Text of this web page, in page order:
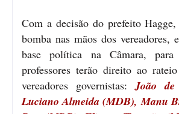
Com a decisão do prefeito
bomba nas mãos dos vereadores,
base política na Câmara,
professores terão direito ao
vereadores governistas: João
Luciano Almeida (MDB), Manu